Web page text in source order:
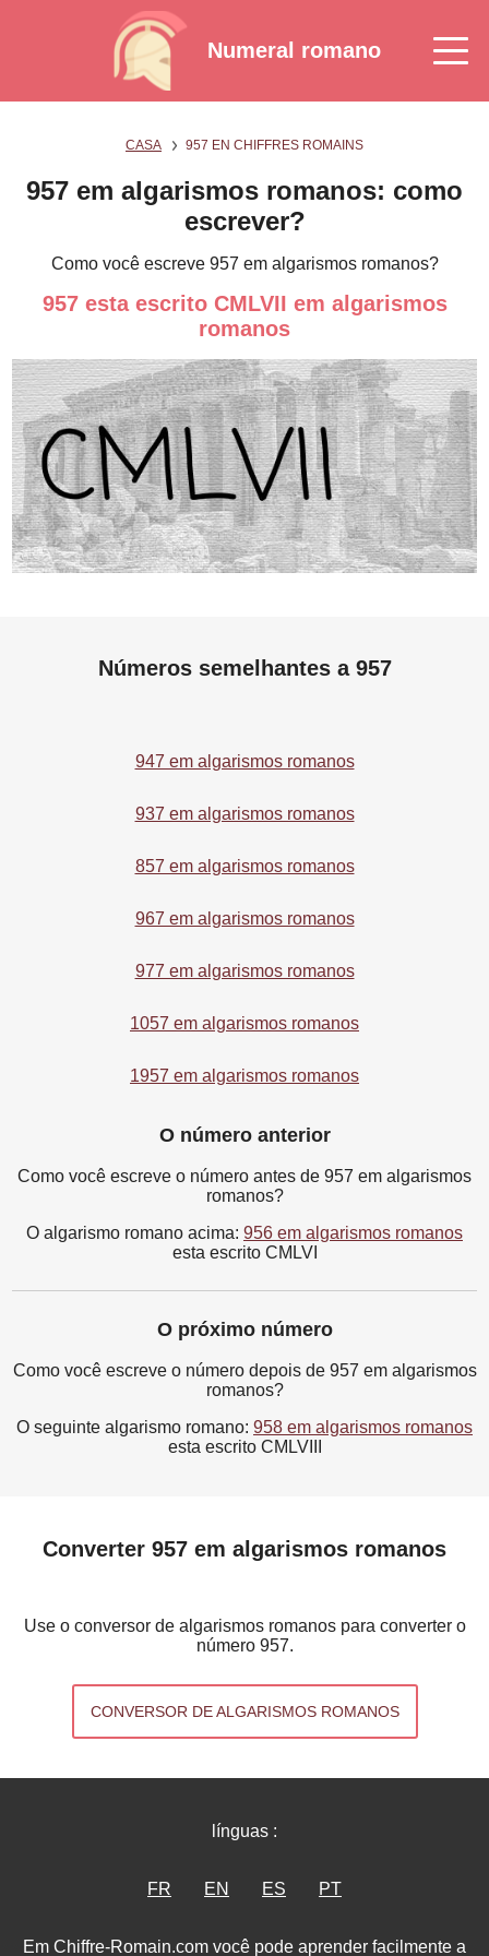
Numeral romano
CASA 957 EN CHIFFRES ROMAINS
957 em algarismos romanos: como
escrever?
Como você escreve 957 em algarismos romanos?
957 esta escrito CMLVII em algarismos
romanos
Números semelhantes a 957
947 em algarismos romanos
937 em algarismos romanos
857 em algarismos romanos
967 em algarismos romanos
977 em algarismos romanos
1057 em algarismos romanos
1957 em algarismos romanos
O número anterior
Como você escreve o número antes de 957 em algarismos
romanos?
O algarismo romano acima: 956 em algarismos romanos
esta escrito CMLVI
O próximo número
Como você escreve o número depois de 957 em algarismos
romanos?
O seguinte algarismo romano: 958 em algarismos romanos
esta escrito CMLVIII
Converter 957 em algarismos romanos
Use o conversor de algarismos romanos para converter o
número 957.
CONVERSOR DE ALGARISMOS ROMANOS
línguas :
FR EN ES PT
Em Chiffre-Romain.com você pode aprender facilmente a